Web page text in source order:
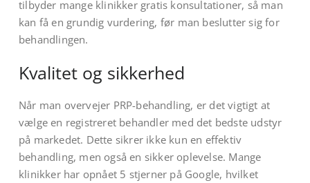
tilbyder mange klinikker gratis konsultationer, så man
kan få en grundig vurdering, før man beslutter sig for
behandlingen.
Kvalitet og sikkerhed
Når man overvejer PRP-behandling, er det vigtigt at
vælge en registreret behandler med det bedste udstyr
på markedet. Dette sikrer ikke kun en effektiv
behandling, men også en sikker oplevelse. Mange
klinikker har opnået 5 stjerner på Google, hvilket